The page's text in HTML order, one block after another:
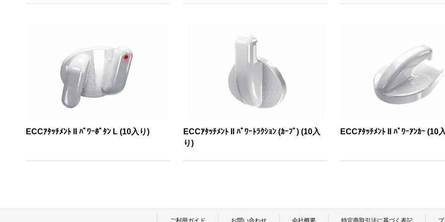
ECCｱﾀｯﾁﾒﾝﾄ II ﾊﾟﾜｰﾎﾞﾀﾝ L (10入り)
ECCｱﾀｯﾁﾒﾝﾄ II ﾊﾟﾜｰﾄﾗｸｼｮﾝ (ｶｰﾌﾞ) (10入
り)
ECCｱﾀｯﾁﾒﾝﾄ II ﾊﾟﾜｰｱﾝｶｰ (10
ご利用ガイド お問い合わせ 会社概要 特定商取引法に基づく表記